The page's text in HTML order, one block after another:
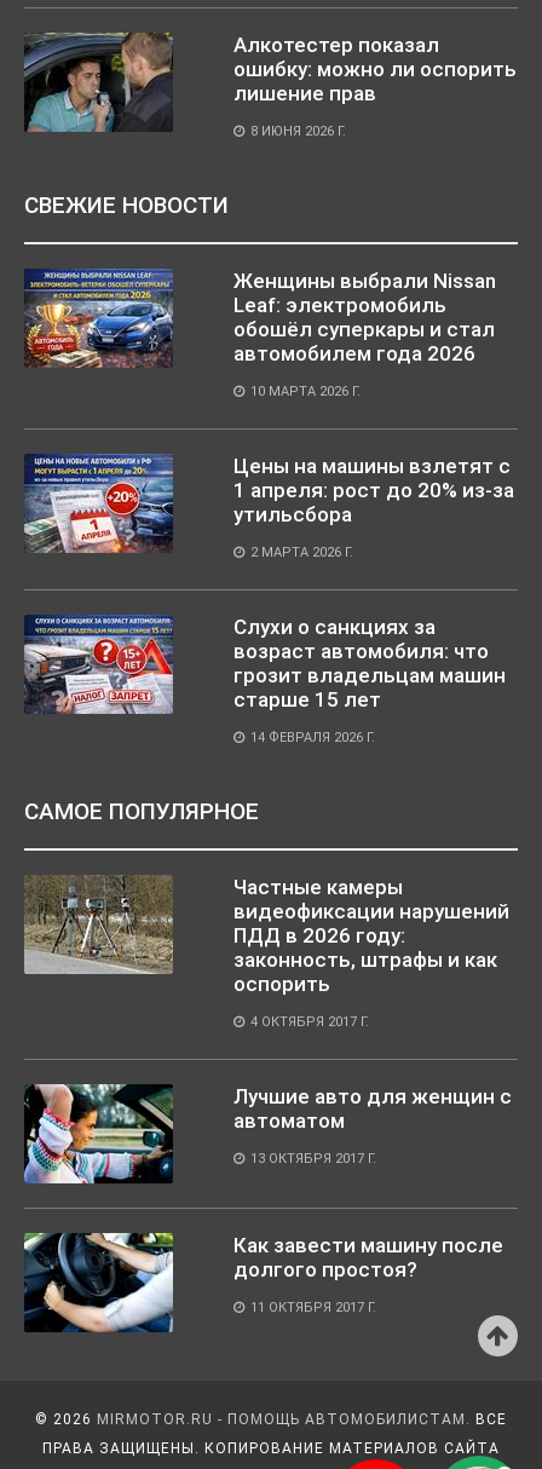
Алкотестер показал
ошибку: можно ли оспорить
лишение прав
8 ИЮНЯ 2026 Г.
СВЕЖИЕ НОВОСТИ
Женщины выбрали Nissan
Leaf: электромобиль
обошёл суперкары и стал
автомобилем года 2026
10 МАРТА 2026 Г.
Цены на машины взлетят с
1 апреля: рост до 20% из-за
утильсбора
2 МАРТА 2026 Г.
Слухи о санкциях за
возраст автомобиля: что
грозит владельцам машин
старше 15 лет
14 ФЕВРАЛЯ 2026 Г.
САМОЕ ПОПУЛЯРНОЕ
Частные камеры
видеофиксации нарушений
ПДД в 2026 году:
законность, штрафы и как
оспорить
4 ОКТЯБРЯ 2017 Г.
Лучшие авто для женщин с
автоматом
13 ОКТЯБРЯ 2017 Г.
Как завести машину после
долгого простоя?
11 ОКТЯБРЯ 2017 Г.
© 2026 MIRMOTOR.RU - ПОМОЩЬ АВТОМОБИЛИСТАМ. ВСЕ
ПРАВА ЗАЩИЩЕНЫ. КОПИРОВАНИЕ МАТЕРИАЛОВ САЙТА